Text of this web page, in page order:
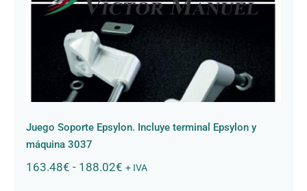
Juego Soporte Epsylon. Incluye
terminal Epsylon y máquina 3037
Juego Soporte Epsylon. Incluye terminal Epsylon y
máquina 3037
163.48€ - 188.02€Rango
+ IVA